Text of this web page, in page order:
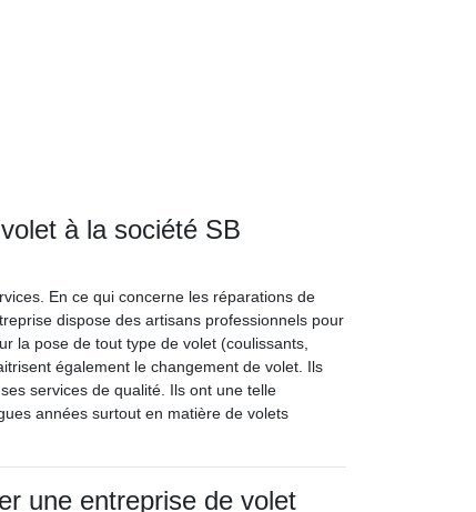
à la société SB
En ce qui concerne les réparations de
dispose des artisans professionnels pour
la pose de tout type de volet (coulissants,
également le changement de volet. Ils
services de qualité. Ils ont une telle
années surtout en matière de volets
une entreprise de volet